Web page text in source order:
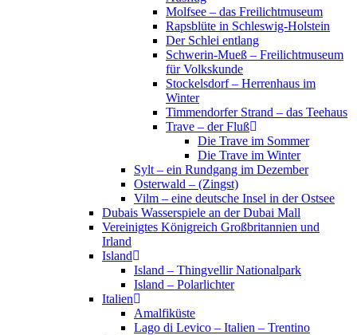
Molfsee – das Freilichtmuseum
Rapsblüte in Schleswig-Holstein
Der Schlei entlang
Schwerin-Mueß – Freilichtmuseum
für Volkskunde
Stockelsdorf – Herrenhaus im
Winter
Timmendorfer Strand – das Teehaus
Trave – der Fluß
Die Trave im Sommer
Die Trave im Winter
Sylt – ein Rundgang im Dezember
Osterwald – (Zingst)
Vilm – eine deutsche Insel in der Ostsee
Dubais Wasserspiele an der Dubai Mall
Vereinigtes Königreich Großbritannien und
Irland
Island
Island – Thingvellir Nationalpark
Island – Polarlichter
Italien
Amalfiküste
Lago di Levico – Italien – Trentino